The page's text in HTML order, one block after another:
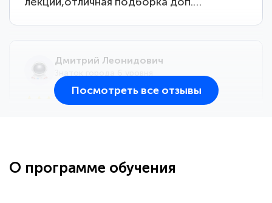
Дмитрий Леонидович
большое количество методических
Посмотреть все отзывы
О программе обучения